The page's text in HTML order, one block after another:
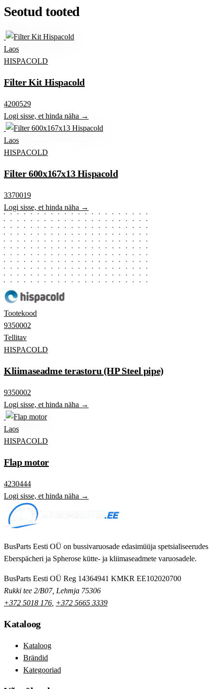
Seotud tooted
Laos
HISPACOLD
Filter Kit Hispacold
4200529
Logi sisse, et hinda näha →
Laos
HISPACOLD
Filter 600x167x13 Hispacold
3370019
Logi sisse, et hinda näha →
Tootekood
9350002
Tellitav
HISPACOLD
Kliimaseadme terastoru (HP Steel pipe)
9350002
Logi sisse, et hinda näha →
Laos
HISPACOLD
Flap motor
4230444
Logi sisse, et hinda näha →
BusParts Eesti OÜ on bussivaruosade edasimüüja spetsialiseerudes
Eberspächeri ja Spherose kütte- ja kliimaseadmete varuosadele.
BusParts Eesti OÜ Reg 14364941 KMKR EE102020700
Rukki tee 2/B07, Lehmja 75306
+372 5018 176 +372 5665 3339
Kataloog
Kataloog
Brändid
Kategooriad